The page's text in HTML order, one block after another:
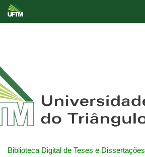
Biblioteca Digital de Teses e Dissertações